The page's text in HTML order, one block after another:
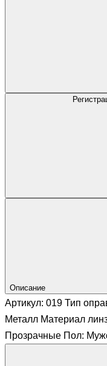
Описание
Артикул: 019 Тип
Металл Материал
Прозрачные Пол: